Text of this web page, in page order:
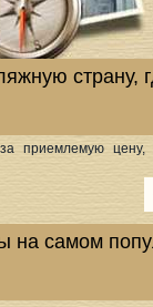
страну,
приемлемую цену,
на самом